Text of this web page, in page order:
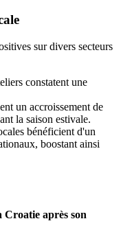
sur divers secteurs
constatent une
un accroissement de
la saison estivale.
bénéficient d'un
boostant ainsi
Croatie après son